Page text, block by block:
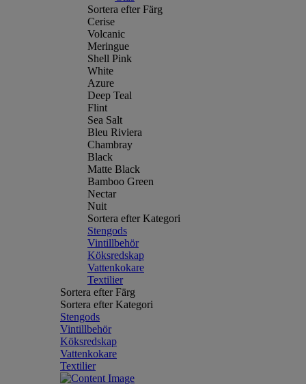
Sortera efter Färg
Cerise
Volcanic
Meringue
Shell Pink
White
Azure
Deep Teal
Flint
Sea Salt
Bleu Riviera
Chambray
Black
Matte Black
Bamboo Green
Nectar
Nuit
Sortera efter Kategori
Stengods
Vintillbehör
Köksredskap
Vattenkokare
Textilier
Sortera efter Färg
Sortera efter Kategori
Stengods
Vintillbehör
Köksredskap
Vattenkokare
Textilier